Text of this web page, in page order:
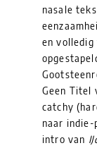
nasale
en volledig
Geen Titel
catchy
naar
intro van